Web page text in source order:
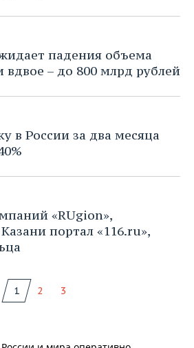
падения объема
– до 800 млрд рублей
в России за два месяца
«RUgion»,
портал «116.ru»,
1 2 3